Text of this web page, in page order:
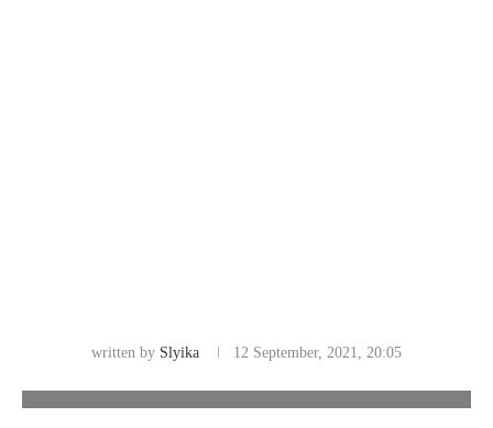
written by Slyika 12 September, 2021, 20:05
Gerebek Lokasi Judi Sabung Ayam, Polisi Amankan 16 Ekor Ayam